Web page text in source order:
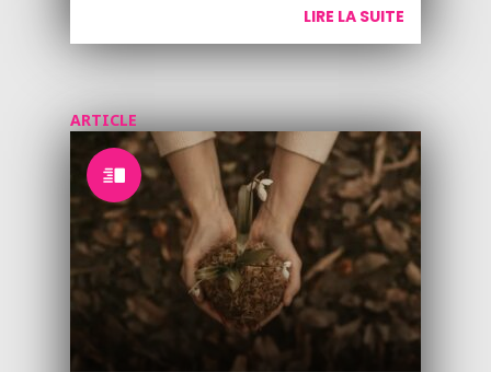
LIRE LA SUITE
ARTICLE